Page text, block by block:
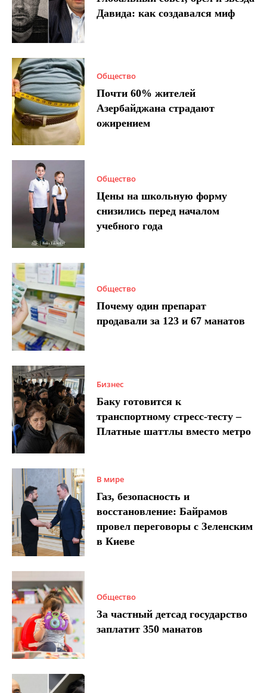
Давида: как создавался миф
Общество
Почти 60% жителей
Азербайджана страдают
ожирением
Общество
Цены на школьную форму
снизились перед началом
учебного года
Общество
Почему один препарат
продавали за 123 и 67 манатов
Бизнес
Баку готовится к
транспортному стресс-тесту –
Платные шаттлы вместо метро
В мире
Газ, безопасность и
восстановление: Байрамов
провел переговоры с Зеленским
в Киеве
Общество
За частный детсад государство
заплатит 350 манатов